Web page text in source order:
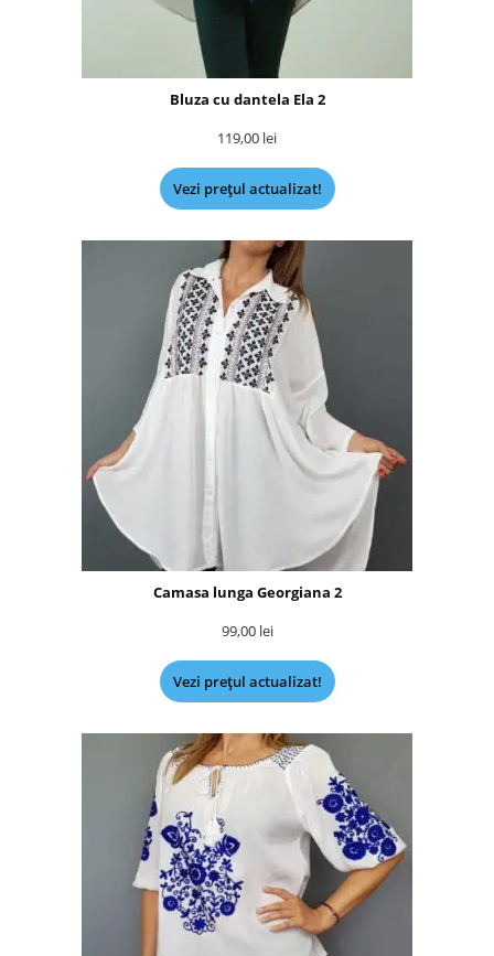
Bluza cu dantela Ela 2
119,00 lei
Vezi prețul actualizat!
Camasa lunga Georgiana 2
99,00 lei
Vezi prețul actualizat!